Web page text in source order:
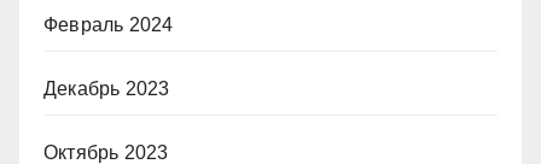
Февраль 2024
Декабрь 2023
Октябрь 2023